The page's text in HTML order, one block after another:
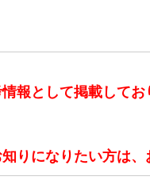
報として掲載して
りになりたい方は、